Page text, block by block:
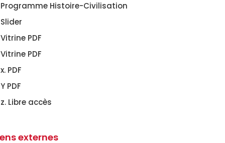
Programme Histoire-Civilisation
Slider
Vitrine PDF
Vitrine PDF
x. PDF
Y PDF
z. Libre accès
externes